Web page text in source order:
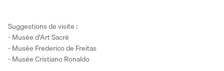
Suggestions de visite :
- Musée d'Art Sacré
- Musée Frederico de Freitas
- Musée Cristiano Ronaldo